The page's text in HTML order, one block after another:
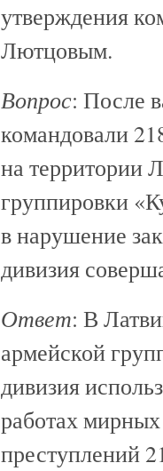
утверждения
Лютцовым.
Вопрос: После
командовали
на территории
группировки
в нарушение
дивизия
Ответ: В
армейской
дивизия
работах
преступлений